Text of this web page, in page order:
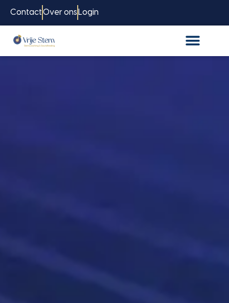
ContactOver ons Login